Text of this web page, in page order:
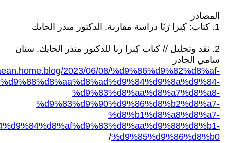
المصادر
1. كتاب: كِنزا رَبّا دراسة مقارنة, الدكتور منذر الحايك
2. نقد وتحليل // كتاب كِنزا ربا للدكتور منذر الحايك. سنان
سامي الجادر
2023/06/08/%d9%86%d9%82%d8%af-
%d9%88%d8%aa%d8%ad%d9%84%d9%8a%d9%84-
%d9%83%d8%aa%d8%a7%d8%a8-
%d9%83%d9%90%d9%86%d8%b2%d8%a7-
%d8%b1%d8%a8%d8%a7-
%d9%85%d9%86%d8%b0
/